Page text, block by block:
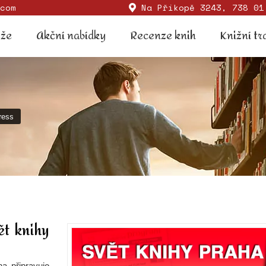
Na Příkopě 3243, 738
Akční nabídky Recenze knih Knižní
knihy
Akční nabídky Recenze knih